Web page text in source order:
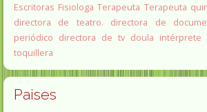
Escritoras Fisiologa Terapeuta Terapeuta
directora de teatro.
directora de
periódico directora de tv doula
toquillera
Paises